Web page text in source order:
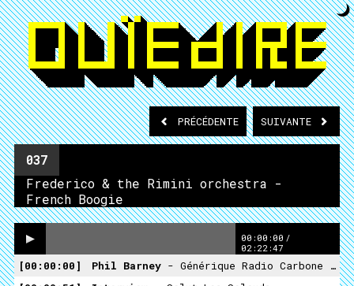
PRÉCÉDENTE SUIVANTE
037
Frederico & the Rimini orchestra -
French Boogie
00:00:00 /
02:22:47
00:00:00 Phil Barney - Générique Radio Carbone 14